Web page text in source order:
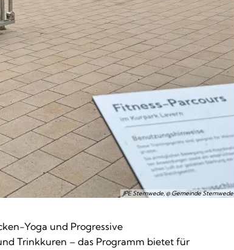
JPE Stemwede, © Gemeinde Stemwede
Yoga und Progressive
Trinkkuren – das Programm bietet für